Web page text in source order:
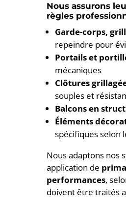
Nous assurons
règles
Garde-corps,
repeindre pour
Portails et
mécaniques
Clôtures
souples et
Balcons en
Éléments
spécifiques selon
Nous adaptons nos
application de
performances,
doivent être traités